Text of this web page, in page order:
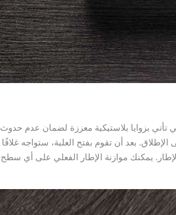
بزوايا بلاستيكية معززة لضمان عدم حدوث
بعد أن تقوم بفتح العلبة، ستواجه غلافًا
يمكنك موازنة الإطار الفعلي على أي سطح